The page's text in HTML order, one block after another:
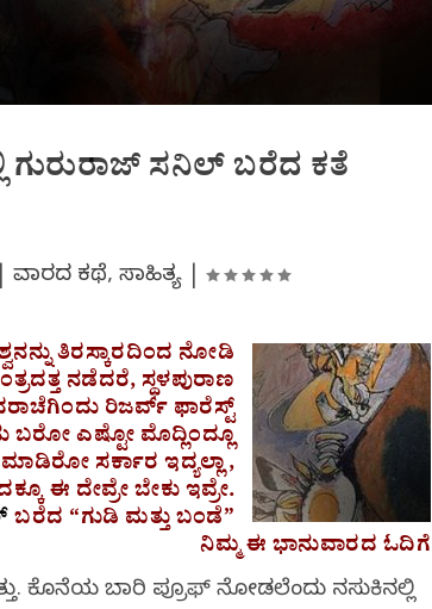
ಗುರುರಾಜ್ ಸನಿಲ್ ಬರೆದ ಕತೆ
ವಾರದ ಕಥೆ, ಸಾಹಿತ್ಯ|
ತಿರಸ್ಕಾರದಿಂದ ನೋಡಿ
ನಡೆದರೆ, ಸ್ಥಳಪುರಾಣ
ರಿಜರ್ವ್ ಫಾರೆಸ್ಟ್
ಬರೋ ಎಷ್ಟೋ ಮೊದ್ಲಿಂದ್ಲೂ
ಮಾಡಿರೋ ಸರ್ಕಾರ ಇದ್ಯಲ್ಲಾ,
ಈ ದೇವ್ರೇ ಬೇಕು ಇವ್ರೇ.
ಬರೆದ “ಗುಡಿ ಮತ್ತು ಬಂಡೆ”
ನಿಮ್ಮ ಈ ಭಾನುವಾರದ ಓದಿಗೆ
ಕೊನೆಯ ಬಾರಿ ಪ್ರೂಫ್ ನೋಡಲೆಂದು ನಸುಕಿನಲ್ಲಿ